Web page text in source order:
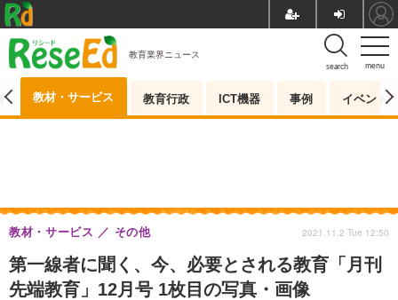
menu
search
教育業界ニュース
教材・サービス 教育行政 ICT機器 事例 イベント
第一線者に聞く、今、必要とされる教育「月刊
先端教育」12月号 1枚目の写真・画像
教材・サービス その他 2021.11.2 Tue 12:50